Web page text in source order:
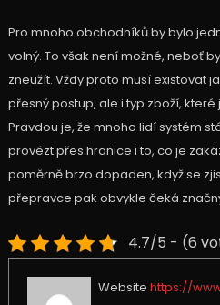
Pro mnoho obchodníků by bylo
volný. To však není možné, neboť
zneužít. Vždy proto musí existovat
přesný postup, ale i typ zboží,
Pravdou je, že mnoho lidí systém
provézt přes hranice i to, co je
poměrně brzo dopaden, když se
přepravce pak obvykle čeká
4.7/5 - (6
Website https://